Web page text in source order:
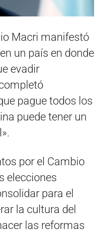
Macri manifestó
un país en donde
evadir
pague todos los
puede tener un
por el Cambio
elecciones
para el
la cultura del
las reformas